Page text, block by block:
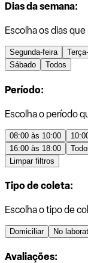
Dias da semana:
Escolha os dias
Segunda-feira
Sábado
Todos
Período:
Escolha o período
08:00 às 10:00
16:00 às 18:00
Limpar filtros
Tipo de coleta:
Escolha o tipo de
Domiciliar No
Avaliações: